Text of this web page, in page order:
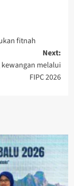
fitnah
Next:
melalui
FIPC 2026